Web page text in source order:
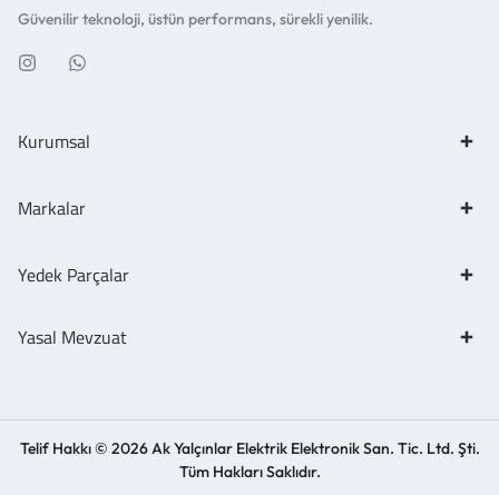
Güvenilir teknoloji, üstün performans, sürekli yenilik.
Kurumsal
Markalar
Yedek Parçalar
Yasal Mevzuat
Telif Hakkı © 2026 Ak Yalçınlar Elektrik Elektronik San. Tic. Ltd. Şti.
Tüm Hakları Saklıdır.